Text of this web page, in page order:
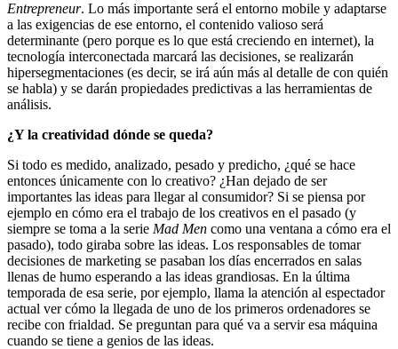
Entrepreneur. Lo más importante será el entorno mobile y adaptarse
a las exigencias de ese entorno, el contenido valioso será
determinante (pero porque es lo que está creciendo en internet), la
tecnología interconectada marcará las decisiones, se realizarán
hipersegmentaciones (es decir, se irá aún más al detalle de con quién
se habla) y se darán propiedades predictivas a las herramientas de
análisis.
¿Y la creatividad dónde se queda?
Si todo es medido, analizado, pesado y predicho, ¿qué se hace
entonces únicamente con lo creativo? ¿Han dejado de ser
importantes las ideas para llegar al consumidor? Si se piensa por
ejemplo en cómo era el trabajo de los creativos en el pasado (y
siempre se toma a la serie Mad Men como una ventana a cómo era el
pasado), todo giraba sobre las ideas. Los responsables de tomar
decisiones de marketing se pasaban los días encerrados en salas
llenas de humo esperando a las ideas grandiosas. En la última
temporada de esa serie, por ejemplo, llama la atención al espectador
actual ver cómo la llegada de uno de los primeros ordenadores se
recibe con frialdad. Se preguntan para qué va a servir esa máquina
cuando se tiene a genios de las ideas.